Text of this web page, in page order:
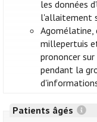
les données
l'allaitement
Agomélatine,
millepertuis
prononcer
pendant la
Patients âgés